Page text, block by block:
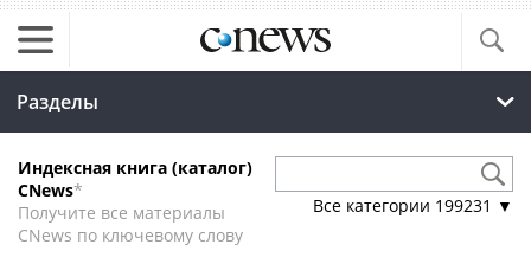
Разделы
Индексная книга (каталог)
CNews*
Получите все материалы
CNews по ключевому слову
Все категории 199231 ▼